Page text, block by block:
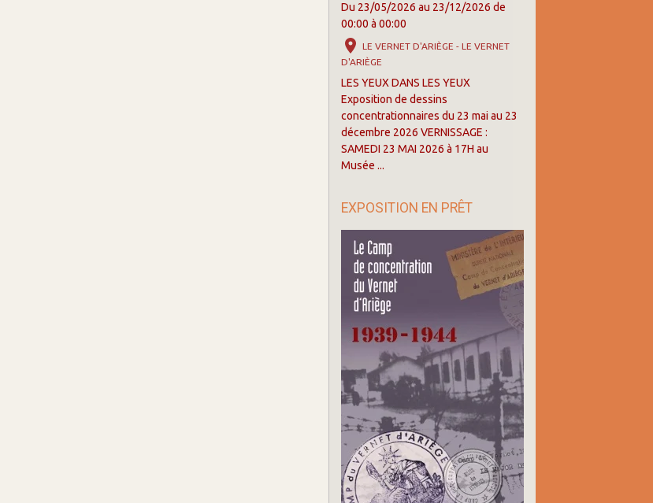
Du 23/05/2026 au 23/12/2026 de
00:00 à 00:00
LE VERNET D'ARIÈGE - LE VERNET
D'ARIÈGE
LES YEUX DANS LES YEUX
Exposition de dessins
concentrationnaires du 23 mai au 23
décembre 2026 VERNISSAGE :
SAMEDI 23 MAI 2026 à 17H au
Musée ...
EXPOSITION EN PRÊT